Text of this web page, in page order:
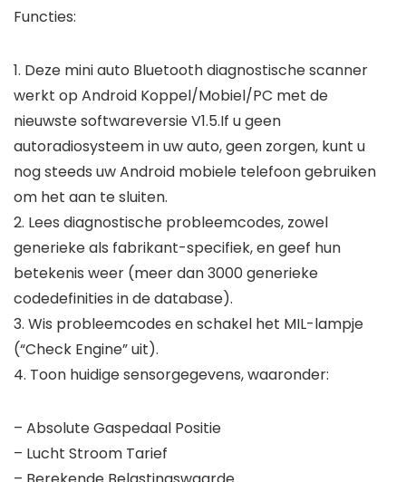
Functies:
1. Deze mini auto Bluetooth diagnostische scanner
werkt op Android Koppel/Mobiel/PC met de
nieuwste softwareversie V1.5.If u geen
autoradiosysteem in uw auto, geen zorgen, kunt u
nog steeds uw Android mobiele telefoon gebruiken
om het aan te sluiten.
2. Lees diagnostische probleemcodes, zowel
generieke als fabrikant-specifiek, en geef hun
betekenis weer (meer dan 3000 generieke
codedefinities in de database).
3. Wis probleemcodes en schakel het MIL-lampje
(“Check Engine” uit).
4. Toon huidige sensorgegevens, waaronder:
– Absolute Gaspedaal Positie
– Lucht Stroom Tarief